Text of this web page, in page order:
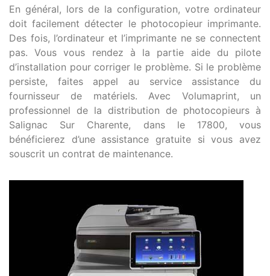
En général, lors de la configuration, votre ordinateur
doit facilement détecter le photocopieur imprimante.
Des fois, l’ordinateur et l’imprimante ne se connectent
pas. Vous vous rendez à la partie aide du pilote
d’installation pour corriger le problème. Si le problème
persiste, faites appel au service assistance du
fournisseur de matériels. Avec Volumaprint, un
professionnel de la distribution de photocopieurs à
Salignac Sur Charente, dans le 17800, vous
bénéficierez d’une assistance gratuite si vous avez
souscrit un contrat de maintenance.